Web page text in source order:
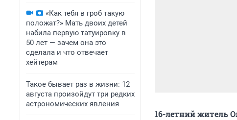
«Как тебя в гроб такую
положат?» Мать двоих детей
набила первую татуировку в
50 лет — зачем она это
сделала и что отвечает
хейтерам
Такое бывает раз в жизни: 12
августа произойдут три редких
астрономических явления
16-летний житель